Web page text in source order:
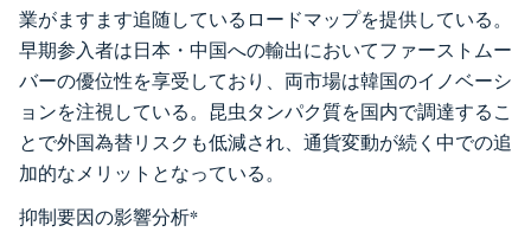
業がますます追随しているロードマップを提供している。
早期参入者は日本・中国への輸出においてファーストムー
バーの優位性を享受しており、両市場は韓国のイノベーシ
ョンを注視している。昆虫タンパク質を国内で調達するこ
とで外国為替リスクも低減され、通貨変動が続く中での追
加的なメリットとなっている。
抑制要因の影響分析*